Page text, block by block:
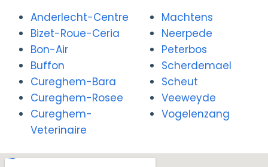
Anderlecht-Centre
Bizet-Roue-Ceria
Bon-Air
Buffon
Cureghem-Bara
Cureghem-Rosee
Cureghem-
Veterinaire
Machtens
Neerpede
Peterbos
Scherdemael
Scheut
Veeweyde
Vogelenzang